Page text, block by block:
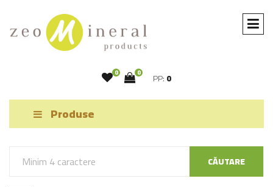
0 0 PP:0
Produse
CĂUTARE